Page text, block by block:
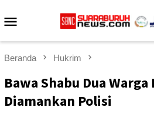
ke
Beranda Hukrim
Bawa Shabu Dua Warga
Diamankan Polisi